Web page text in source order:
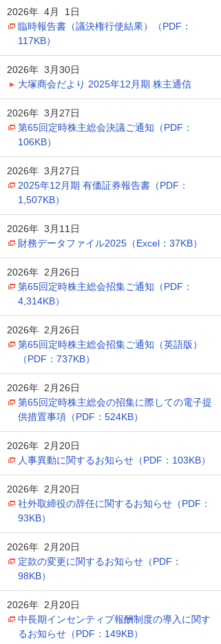
2026年 4月 1日
臨時報告書（議決権行使結果）（PDF：
117KB）
2026年 3月30日
大塚商会だより 2025年12月期 株主通信
2026年 3月27日
第65回定時株主総会決議ご通知（PDF：
106KB）
2026年 3月27日
2025年12月期 有価証券報告書（PDF：
1,507KB）
2026年 3月11日
財務データファイル2025（Excel：37KB）
2026年 2月26日
第65回定時株主総会招集ご通知（PDF：
4,314KB）
2026年 2月26日
第65回定時株主総会招集ご通知（英語版）
（PDF：737KB）
2026年 2月26日
第65回定時株主総会の招集に際しての電子提
供措置事項（PDF：524KB）
2026年 2月20日
人事異動に関するお知らせ（PDF：103KB）
2026年 2月20日
社外取締役の辞任に関するお知らせ（PDF：
93KB）
2026年 2月20日
定款の変更に関するお知らせ（PDF：
98KB）
2026年 2月20日
中長期インセンティブ報酬制度の導入に関す
るお知らせ（PDF：149KB）